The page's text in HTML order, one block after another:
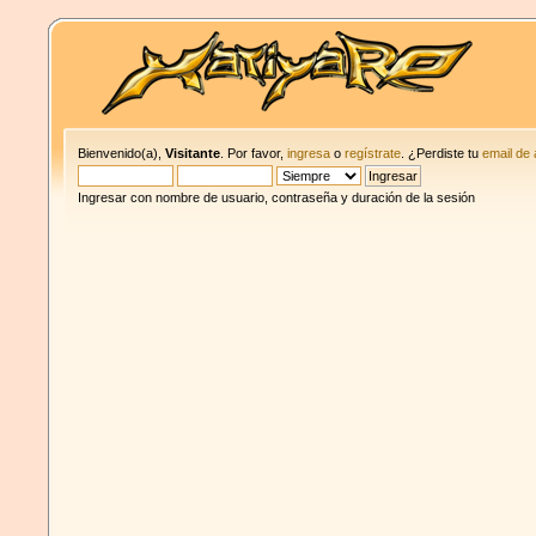
Bienvenido(a),Visitante . Por favor,ingresa oregístrate . ¿Perdiste tuemail de
Ingresar con nombre de usuario, contraseña y duración de la sesión